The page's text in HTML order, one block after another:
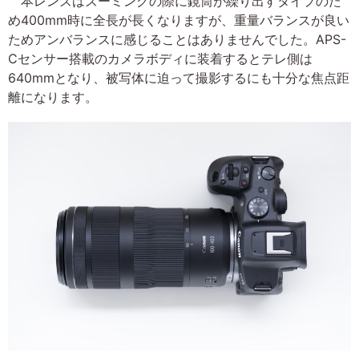
め400mm時に全長が長くなりますが、重量バランスが良い
ためアンバランスに感じることはありませんでした。APS-
Cセンサー搭載のカメラボディに装着するとテレ側は
640mmとなり、被写体に迫って撮影するにも十分な焦点距
離になります。